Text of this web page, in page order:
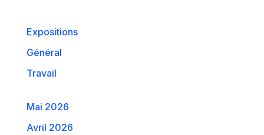
Expositions
Général
Travail
Mai 2026
Avril 2026